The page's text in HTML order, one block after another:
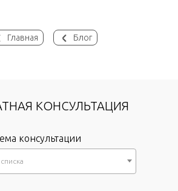
Главная Блог
КОНСУЛЬТАЦИЯ
консультации